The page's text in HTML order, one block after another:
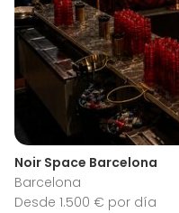
Noir Space Barcelona
Barcelona
Desde 1.500 € por día